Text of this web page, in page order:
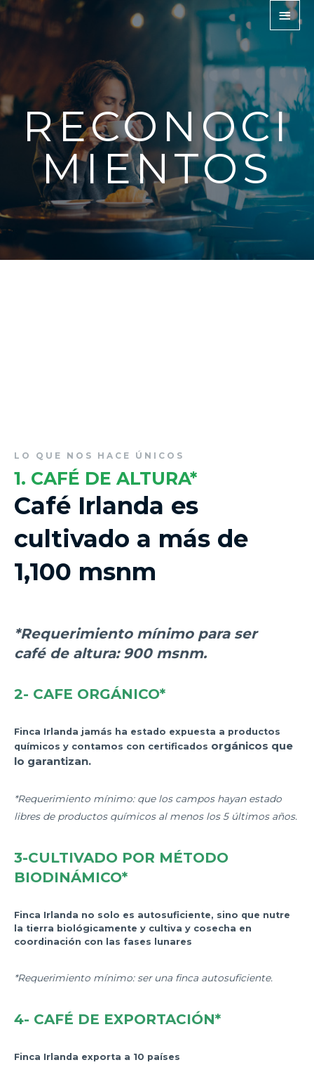
RECONOCI
MIENTOS
LO QUE NOS HACE ÚNICOS
1. CAFÉ DE ALTURA*
Café Irlanda es
cultivado a más de
1,100 msnm
*Requerimiento mínimo para ser
café de altura: 900 msnm.
2- CAFE ORGÁNICO*
Finca Irlanda jamás ha estado expuesta a productos
químicos y contamos con certificados orgánicos que
lo garantizan.
*Requerimiento mínimo: que los campos hayan estado
libres de productos químicos al menos los 5 últimos años.
3-CULTIVADO POR MÉTODO
BIODINÁMICO*
Finca Irlanda no solo es autosuficiente, sino que nutre
la tierra biológicamente y cultiva y cosecha en
coordinación con las fases lunares
*Requerimiento mínimo: ser una finca autosuficiente.
4- CAFÉ DE EXPORTACIÓN*
Finca Irlanda exporta a 10 países